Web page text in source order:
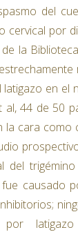
del
cervical por
la
en el
44 de 50
cara
causado
por